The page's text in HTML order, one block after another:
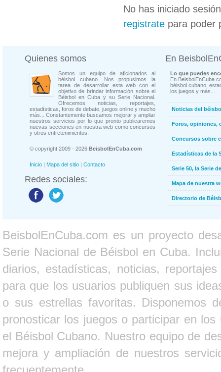
No has iniciado
registrate para poder
Quienes somos
Somos un equipo de aficionados al
béisbol cubano. Nos propusimos la
tarea de desarrollar esta web con el
objetivo de brindar información sobre el
Béisbol en Cuba y su Serie Nacional.
Ofrecemos noticias, reportajes,
estadísticas, foros de debate, juegos online y mucho
más... Constantemente buscamos mejorar y ampliar
nuestros servicios por lo que pronto publicaremos
nuevas secciones en nuestra web como concursos
y otros entretenimientos.
© copyright 2009 - 2026 BeisbolEnCuba.com
Inicio | Mapa del sitio | Contacto
Redes sociales:
En
Lo que puedes
En
béisbol cubano,
los juegos y más...
Noticias del
Foros, opiniones,
Concursos sobre
Estadísticas de la
Serie 50, la Serie
Mapa de nuestra
Directorio de
BeisbolEnCuba.com es un proyecto
Serie Nacional de Béisbol en Cuba.
diarios, estadísticas, noticias,
para que los usuarios publiquen sus
o sus estrellas favoritas. Disponemos
pronosticar los juegos o participar en
el Béisbol Cubano. Nuestro equipo de
mejora y ampliación de nuestros